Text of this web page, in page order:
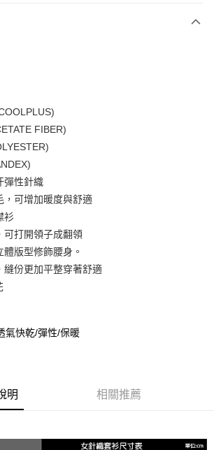
永豐商業銀行
中國信託商業銀行
付」】
收到商品之後才付款」的支付方式。 讓您購物簡單
，簡訊認證，即可結帳。
服務後，再付款。
將收到繳費通知簡訊。
商家同意取消之訂單仍視為有效，需透過AFTEE先享
含以上)免運費
FIBER)
彈性針織
，可增加暖度與舒適
衫
可打開領子成翻領
版型修飾腰身。
縫份更加平整穿著舒適
氣快乾/彈性/保暖
明 相關推薦